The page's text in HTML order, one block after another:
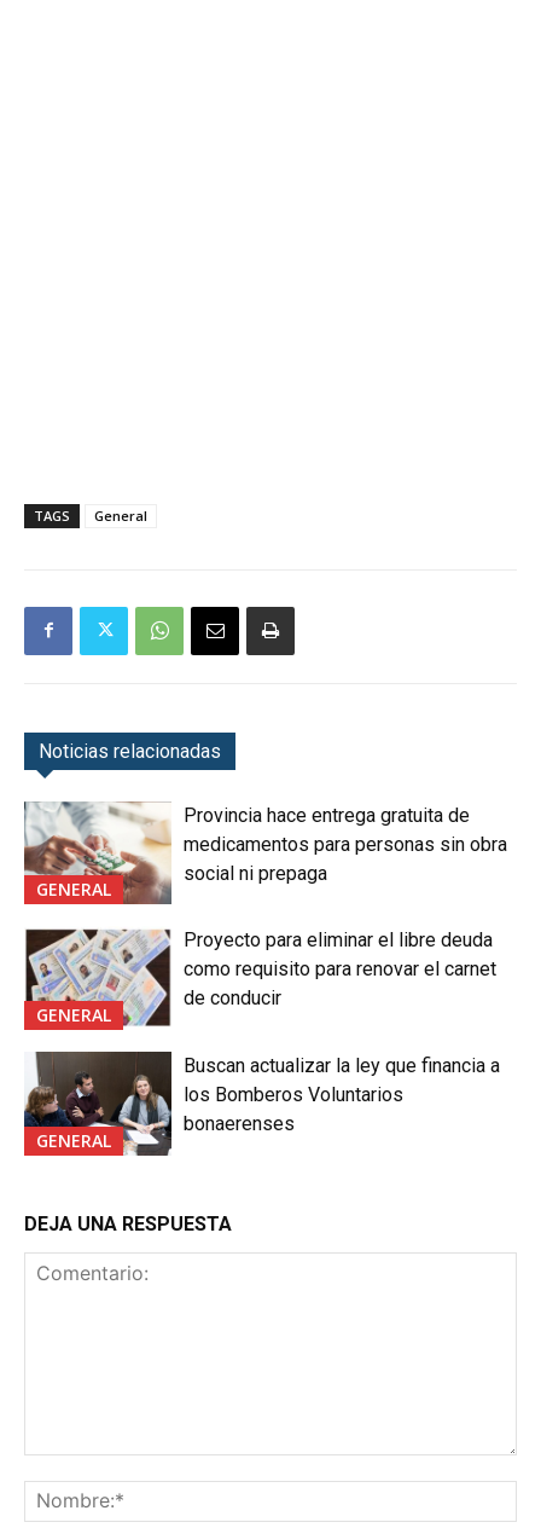
TAGS General
Noticias relacionadas
GENERAL
Provincia hace entrega gratuita de
medicamentos para personas sin obra
social ni prepaga
GENERAL
Proyecto para eliminar el libre deuda
como requisito para renovar el carnet
de conducir
GENERAL
Buscan actualizar la ley que financia a
los Bomberos Voluntarios
bonaerenses
DEJA UNA RESPUESTA